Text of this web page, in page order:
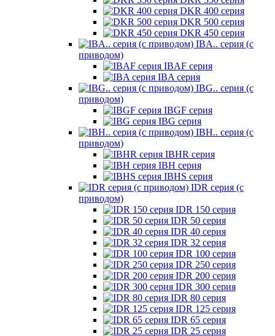
DKR 400 серия
DKR 500 серия
DKR 450 серия
IBA.. серия (с
приводом)
IBAF серия
IBA серия
IBG.. серия (с
приводом)
IBGF серия
IBG серия
IBH.. серия (с
приводом)
IBHR серия
IBH серия
IBHS серия
IDR серия (с
приводом)
IDR 150 серия
IDR 50 серия
IDR 40 серия
IDR 32 серия
IDR 100 серия
IDR 250 серия
IDR 200 серия
IDR 300 серия
IDR 80 серия
IDR 125 серия
IDR 65 серия
IDR 25 серия